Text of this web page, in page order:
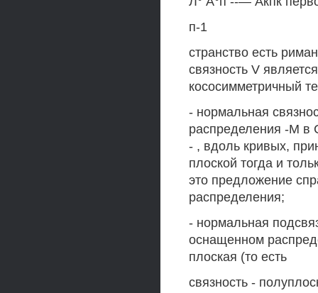
п-1
странство есть
связность V
кососимметричный
- нормальная
распределения -М в
- , вдоль кривых,
плоской тогда и
это предложение
распределения;
- нормальная
оснащенном
плоская (то есть
связность -